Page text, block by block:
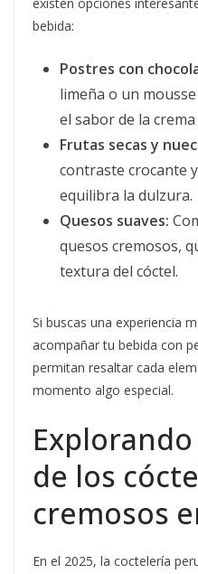
existen opciones
bebida:
Postres con
limeña o un
el sabor de la crema
Frutas secas y
contraste crocante
equilibra la dulzura.
Quesos suaves:
quesos cremosos,
textura del cóctel.
Si buscas una experiencia
acompañar tu bebida con
permitan resaltar cada
momento algo especial.
de los
cremosos
En el 2025, la coctelería